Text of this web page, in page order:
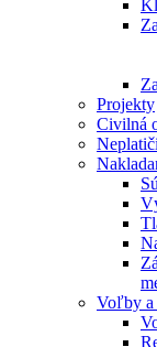
Projekty
Civilná
Neplatiči
Voľby a